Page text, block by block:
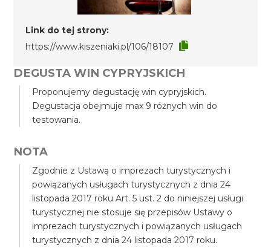
Link do tej strony:
https://www.kiszeniaki.pl/106/18107
DEGUSTA WIN CYPRYJSKICH
Proponujemy degustację win cypryjskich.
Degustacja obejmuje max 9 różnych win do
testowania.
NOTA
Zgodnie z Ustawą o imprezach turystycznych i
powiązanych usługach turystycznych z dnia 24
listopada 2017 roku Art. 5 ust. 2 do niniejszej usługi
turystycznej nie stosuje się przepisów Ustawy o
imprezach turystycznych i powiązanych usługach
turystycznych z dnia 24 listopada 2017 roku.